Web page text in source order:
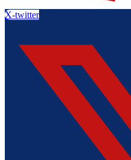
X-twitter